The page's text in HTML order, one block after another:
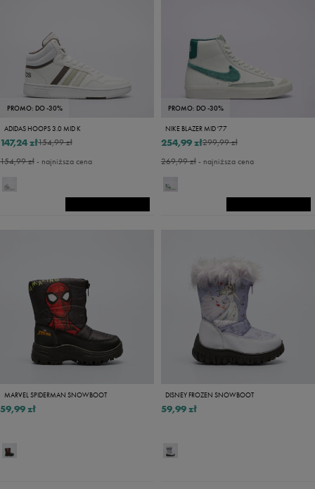
PROMO: DO -30%
ADIDAS HOOPS 3.0 MID K
154,99 zł
147,24 zł
154,99 zł- najniższa cena
PROMO: DO -30%
NIKE BLAZER MID '77
299,99 zł
254,99 zł
269,99 zł- najniższa cena
MARVEL SPIDERMAN SNOWBOOT
59,99 zł
DISNEY FROZEN SNOWBOOT
59,99 zł